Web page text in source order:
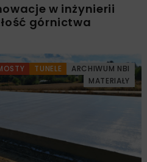
w inżynierii
górnictwa
TUNELE
ARCHIWUM NBI
MATERIAŁY